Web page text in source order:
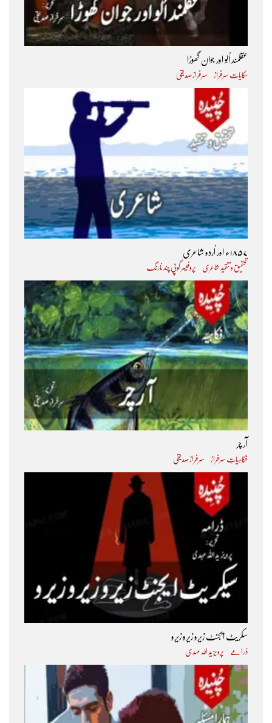
عقلمند اُلّو اور جوان گھوڑا
حکایات سرفراز سرفراز صدیقی
۱۸۵۷ء اور اُردو شاعری
تحقیق و تنقید شاعری پروفیسر گوپی چند نارنگ
آر چر
فکاہیاتِ سرفراز سرفراز صدیقی
سکریٹ ایجنٹ زیرو زیرو زیرو
ڈرامے پرویز ید اللہ مہدی